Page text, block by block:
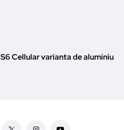
Cellular varianta de aluminiu